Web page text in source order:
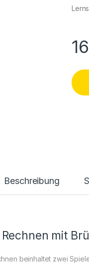
Beschreibung
mit
beinhaltet zwei